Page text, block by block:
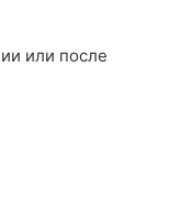
или после